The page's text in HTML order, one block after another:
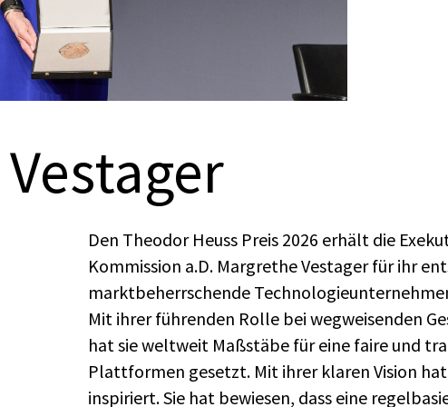
Den Theodor Heuss Preis 2026 erhält die
Kommission a.D. Margrethe Vestager für ihr
marktbeherrschende
Mit ihrer führenden Rolle bei wegweisenden
hat sie weltweit Maßstäbe für eine faire und
Plattformen gesetzt. Mit ihrer klaren Vision
inspiriert. Sie hat bewiesen, dass eine